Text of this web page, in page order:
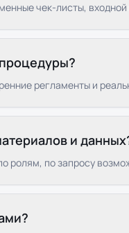
чек-листы, входной
регламенты и
и
ролям, по запросу